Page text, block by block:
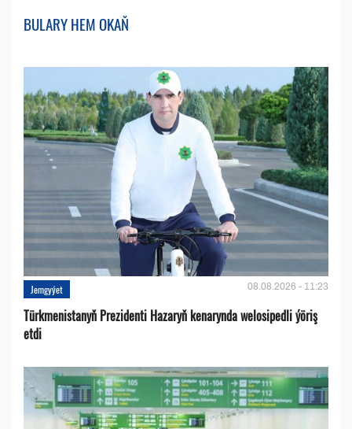
BULARY HEM OKAŇ
Jemgyýet 08.08.2026 - 11:23
Türkmenistanyň Prezidenti Hazaryň kenarynda welosipedli ýöriş
etdi